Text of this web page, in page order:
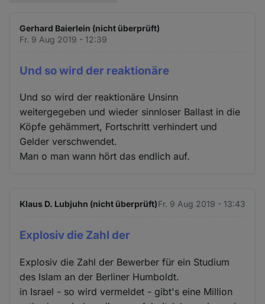
Gerhard Baierlein (nicht überprüft)
Fr. 9 Aug 2019 - 12:39
Und so wird der reaktionäre
Und so wird der reaktionäre Unsinn
weitergegeben und wieder sinnloser Ballast in die
Köpfe gehämmert, Fortschritt verhindert und
Gelder verschwendet.
Man o man wann hört das endlich auf.
Klaus D. Lubjuhn (nicht überprüft)Fr. 9 Aug 2019 - 13:43
Explosiv die Zahl der
Explosiv die Zahl der Bewerber für ein Studium
des Islam an der Berliner Humboldt.
in Israel - so wird vermeldet - gibt's eine Million